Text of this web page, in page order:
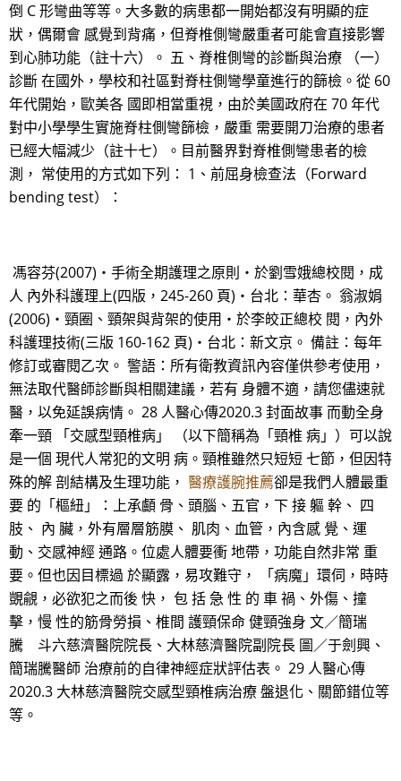
倒 C 形彎曲等等。大多數的病患都一開始都沒有明顯的症
狀，偶爾會 感覺到背痛，但脊椎側彎嚴重者可能會直接影響
到心肺功能（註十六）。 五、脊椎側彎的診斷與治療 （一）
診斷 在國外，學校和社區對脊柱側彎學童進行的篩檢。從 60
年代開始，歐美各 國即相當重視，由於美國政府在 70 年代
對中小學學生實施脊柱側彎篩檢，嚴重 需要開刀治療的患者
已經大幅減少（註十七）。目前醫界對脊椎側彎患者的檢
測， 常使用的方式如下列： 1、前屈身檢查法（Forward
bending test）：
馮容芬(2007)‧手術全期護理之原則‧於劉雪娥總校閱，成
人 內外科護理上(四版，245-260 頁)‧台北：華杏。 翁淑娟
(2006)‧頸圈、頸架與背架的使用‧於李皎正總校 閱，內外
科護理技術(三版 160-162 頁)‧台北：新文京。 備註：每年
修訂或審閱乙次。 警語：所有衛教資訊內容僅供參考使用，
無法取代醫師診斷與相關建議，若有 身體不適，請您儘速就
醫，以免延誤病情。 28 人醫心傳2020.3 封面故事 而動全身
牽一頸 「交感型頸椎病」 （以下簡稱為「頸椎 病」）可以說
是一個 現代人常犯的文明 病。頸椎雖然只短短 七節，但因特
殊的解 剖結構及生理功能， 醫療護腕推薦卻是我們人體最重
要 的「樞紐」：上承顱 骨、頭腦、五官，下 接 軀 幹、 四
肢、 內 臟，外有層層筋膜、 肌肉、血管，內含感 覺、運
動、交感神經 通路。位處人體要衝 地帶，功能自然非常 重
要。但也因目標過 於顯露，易攻難守， 「病魔」環伺，時時
覬覦，必欲犯之而後 快， 包 括 急 性 的 車 禍、外傷、撞
擊，慢 性的筋骨勞損、椎間 護頸保命 健頸強身 文／簡瑞
騰 斗六慈濟醫院院長、大林慈濟醫院副院長 圖／于劍興、
簡瑞騰醫師 治療前的自律神經症狀評估表。 29 人醫心傳
2020.3 大林慈濟醫院交感型頸椎病治療 盤退化、關節錯位等
等。